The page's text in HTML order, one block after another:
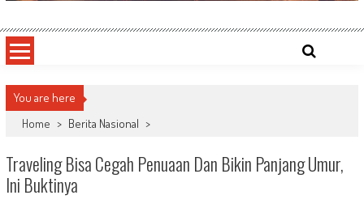
You are here
Home > Berita Nasional >
Traveling Bisa Cegah Penuaan Dan Bikin Panjang Umur,
Ini Buktinya